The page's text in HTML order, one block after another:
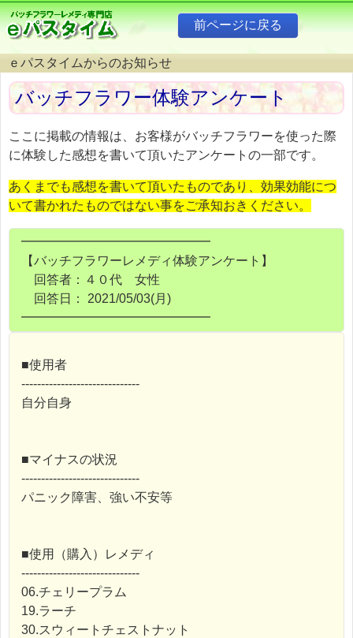
ｅパスタイムからのお知らせ
バッチフラワー体験アンケート
ここに掲載の情報は、お客様がバッチフラワーを使った際
に体験した感想を書いて頂いたアンケートの一部です。
あくまでも感想を書いて頂いたものであり、効果効能につ
いて書かれたものではない事をご承知おきください。
━━━━━━━━━━━━━━━
【バッチフラワーレメディ体験アンケート】
回答者：４０代 女性
回答日： 2021/05/03(月)
━━━━━━━━━━━━━━━
■使用者
------------------------------
自分自身
■マイナスの状況
------------------------------
パニック障害、強い不安等
■使用（購入）レメディ
------------------------------
06.チェリープラム
19.ラーチ
30.スウィートチェストナット